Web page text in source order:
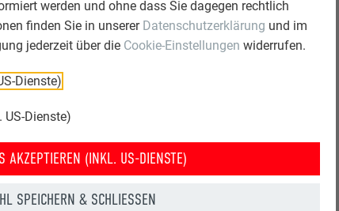
werden und ohne dass Sie dagegen rechtlich
finden Sie in unserer Datenschutzerklärung und im
jederzeit über die Cookie-Einstellungen widerrufen.
Dienste)
US-Dienste)
AKZEPTIEREN (INKL. US-DIENSTE)
SPEICHERN & SCHLIESSEN